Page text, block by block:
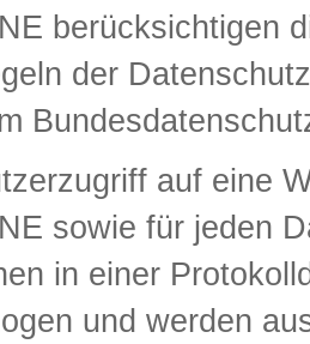
berücksichtigen
der
auf eine
sowie für jeden
in einer
und werden